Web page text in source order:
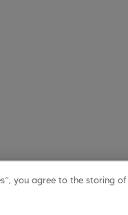
you agree to the storing